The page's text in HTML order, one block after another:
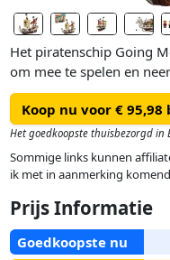
Het piratenschip Going
om mee te spelen en
avonturen. Deze
geweldig cadeau voor
creatieve kinderen die
boord vind je
keuken, opslagruimte en
boegbeeld van een
daaronder een kanon.
Nami bedient het roer
Koop nu voor € 95,98
Het goedkoopste thuisbezorgd in
Sommige links kunnen
ik met in aanmerking
Prijs Informatie
Goedkoopste nu